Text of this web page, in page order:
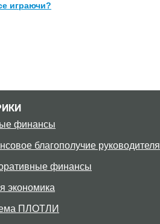
играючи?
финансы
благополучие руководителя
финансы
экономика
ПЛОТЛИ